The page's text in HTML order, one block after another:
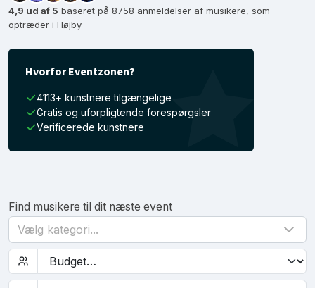
4,9 ud af 5 baseret på 8758 anmeldelser af musikere, som
optræder i Højby
Hvorfor Eventzonen?
4113+ kunstnere tilgængelige
Gratis og uforpligtende forespørgsler
Verificerede kunstnere
Find musikere til dit næste event
Vælg kategori...